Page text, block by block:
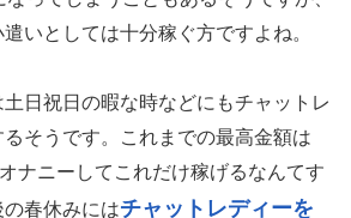
いとしては十分稼ぐ方ですよね。
日祝日の暇な時などにもチャットレ
そうです。これまでの最高金額は
ナニーしてこれだけ稼げるなんてす
春休みにはチャットレディーを